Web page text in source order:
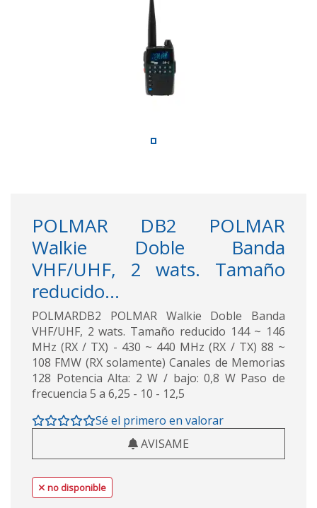
POLMAR DB2 POLMAR
Walkie Doble Banda
VHF/UHF, 2 wats. Tamaño
reducido...
POLMARDB2 POLMAR Walkie Doble Banda
VHF/UHF, 2 wats. Tamaño reducido 144 ~ 146
MHz (RX / TX) - 430 ~ 440 MHz (RX / TX) 88 ~
108 FMW (RX solamente) Canales de Memorias
128 Potencia Alta: 2 W / bajo: 0,8 W Paso de
frecuencia 5 a 6,25 - 10 - 12,5
Sé el primero en valorar
AVISAME
no disponible